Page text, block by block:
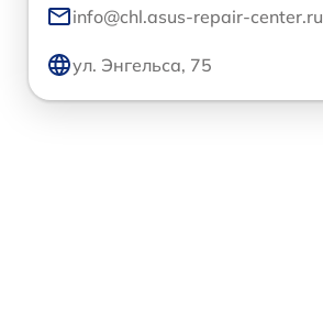
info@chl.asus-repair-center.ru
ул. Энгельса, 75